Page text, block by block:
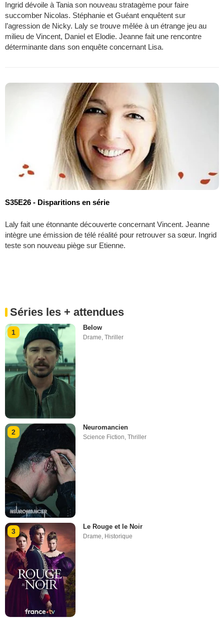
Ingrid dévoile à Tania son nouveau stratagème pour faire
succomber Nicolas. Stéphanie et Guéant enquêtent sur
l’agression de Nicky. Laly se trouve mêlée à un étrange jeu au
milieu de Vincent, Daniel et Elodie. Jeanne fait une rencontre
déterminante dans son enquête concernant Lisa.
S35E26 - Disparitions en série
Laly fait une étonnante découverte concernant Vincent. Jeanne
intègre une émission de télé réalité pour retrouver sa sœur. Ingrid
teste son nouveau piège sur Etienne.
Séries les + attendues
1
Below
Drame,Thriller
2
Neuromancien
Science Fiction ,Thriller
3
Le Rouge et le Noir
Drame, Historique